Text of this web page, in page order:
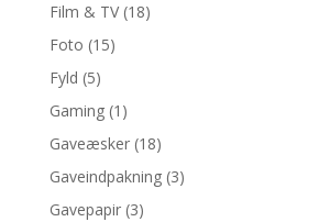
Film & TV (18)
Foto (15)
Fyld (5)
Gaming (1)
Gaveæsker (18)
Gaveindpakning (3)
Gavepapir (3)